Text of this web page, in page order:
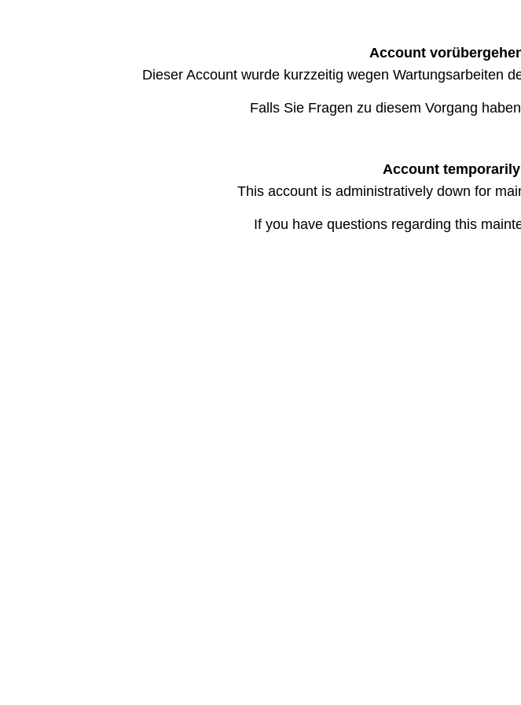
Account
Dieser Account wurde kurzzeitig wegen Wartungsarbeiten
Falls Sie Fragen zu diesem Vorgang
Account
This account is administratively down for
If you have questions regarding this